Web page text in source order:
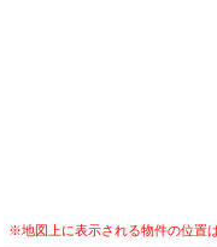
※地図上に表示される物件の位置